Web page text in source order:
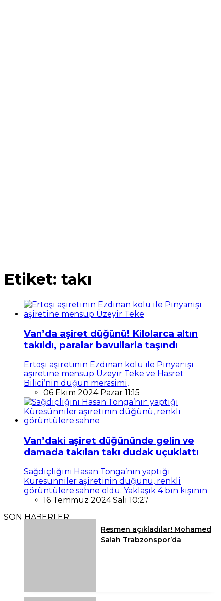
Etiket: takı
Van’da aşiret düğünü! Kilolarca altın
takıldı, paralar bavullarla taşındı
Ertoşi aşiretinin Ezdinan kolu ile Pinyanişi
aşiretine mensup Üzeyir Teke ve Hasret
Bilici’nin düğün merasimi,
06 Ekim 2024 Pazar 11:15
Van’daki aşiret düğününde gelin ve
damada takılan takı dudak uçuklattı
Sağdıçlığını Hasan Tonga’nın yaptığı
Küresünniler aşiretinin düğünü, renkli
görüntülere sahne oldu. Yaklaşık 4 bin kişinin
16 Temmuz 2024 Salı 10:27
SON HABERLER
Resmen açıkladılar! Mohamed
Salah Trabzonspor’da